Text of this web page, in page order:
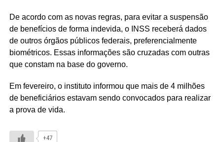
De acordo com as novas regras, para evitar a suspensão
de benefícios de forma indevida, o INSS receberá dados
de outros órgãos públicos federais, preferencialmente
biométricos. Essas informações são cruzadas com outras
que constam na base do governo.
Em fevereiro, o instituto informou que mais de 4 milhões
de beneficiários estavam sendo convocados para realizar
a prova de vida.
+47